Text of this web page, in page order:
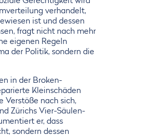
verhandelt,
ist und dessen
fragt nicht nach mehr
eigenen Regeln
der Politik, sondern die
in der Broken-
Kleinschäden
Verstöße nach sich,
Zürichs Vier-Säulen-
er, dass
sondern dessen